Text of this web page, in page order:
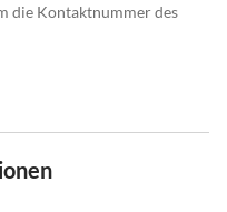
die Kontaktnummer des